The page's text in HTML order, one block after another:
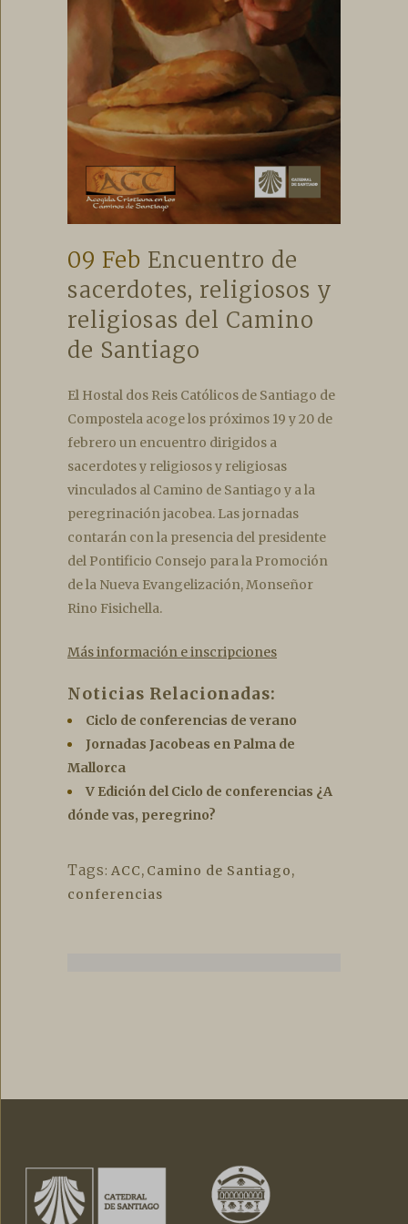
09 Feb Encuentro de
sacerdotes, religiosos y
religiosas del Camino
de Santiago
El Hostal dos Reis Católicos de Santiago de
Compostela acoge los próximos 19 y 20 de
febrero un encuentro dirigidos a
sacerdotes y religiosos y religiosas
vinculados al Camino de Santiago y a la
peregrinación jacobea. Las jornadas
contarán con la presencia del presidente
del Pontificio Consejo para la Promoción
de la Nueva Evangelización, Monseñor
Rino Fisichella.
Más información e inscripciones
Noticias Relacionadas:
Ciclo de conferencias de verano
Jornadas Jacobeas en Palma de
Mallorca
V Edición del Ciclo de conferencias ¿A
dónde vas, peregrino?
Tags: ACC, Camino de Santiago,
conferencias